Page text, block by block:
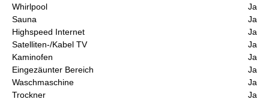
Whirlpool
Ja
Sauna
Ja
Highspeed Internet
Ja
Satelliten-/Kabel TV
Ja
Kaminofen
Ja
Eingezäunter Bereich
Ja
Waschmaschine
Ja
Trockner
Ja